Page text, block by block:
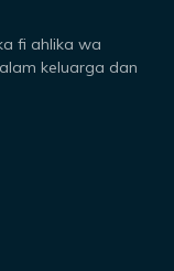
keluarga dan